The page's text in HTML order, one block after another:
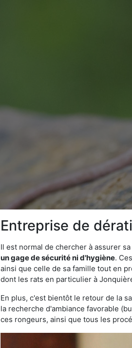
Entreprise de
Il est normal de chercher à assurer
un gage de sécurité ni d'hygiène.
ainsi que celle de sa famille tout en
dont les rats en particulier à
En plus, c'est bientôt le retour de la
la recherche d'ambiance favorable
ces rongeurs, ainsi que tous les